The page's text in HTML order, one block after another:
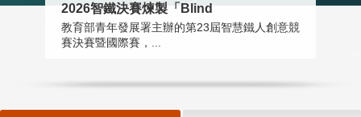
2026智鐵決賽煉製「Blind
教育部青年發展署主辦的第23屆智慧鐵人創意競
賽決賽暨國際賽，...